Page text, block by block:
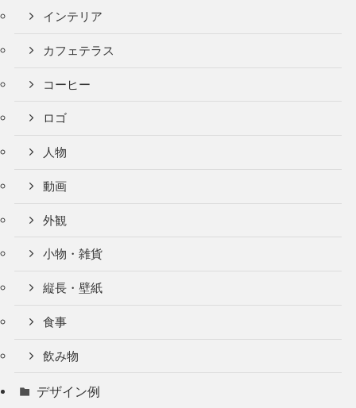
インテリア
カフェテラス
コーヒー
ロゴ
人物
動画
外観
小物・雑貨
縦長・壁紙
食事
飲み物
デザイン例